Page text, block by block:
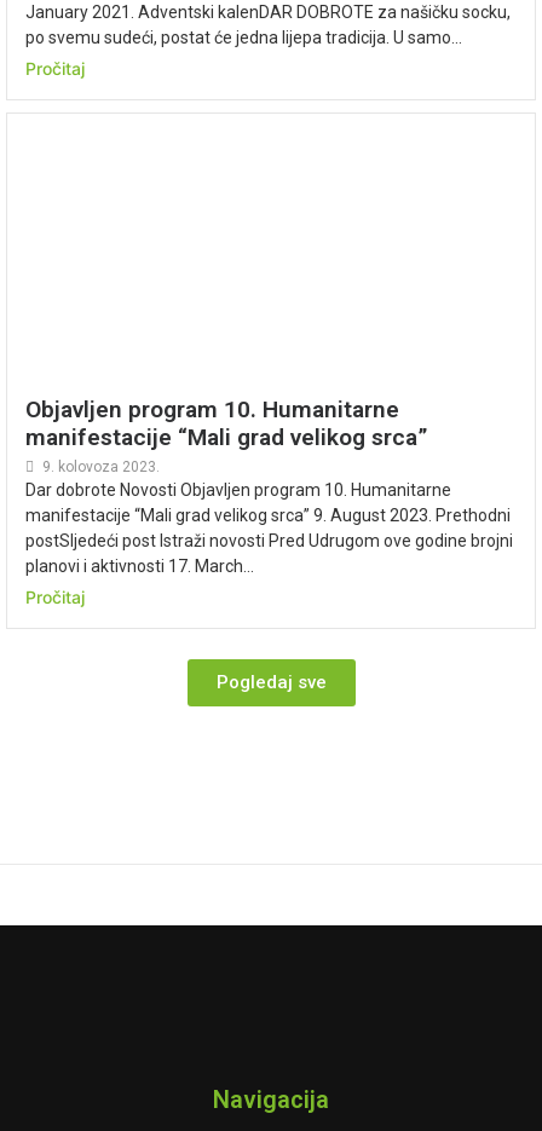
January 2021. Adventski kalenDAR DOBROTE za našičku socku,
po svemu sudeći, postat će jedna lijepa tradicija. U samo...
Pročitaj
Objavljen program 10. Humanitarne
manifestacije “Mali grad velikog srca”
9. kolovoza 2023.
Dar dobrote Novosti Objavljen program 10. Humanitarne
manifestacije “Mali grad velikog srca” 9. August 2023. Prethodni
postSljedeći post Istraži novosti Pred Udrugom ove godine brojni
planovi i aktivnosti 17. March...
Pročitaj
Pogledaj sve
Navigacija